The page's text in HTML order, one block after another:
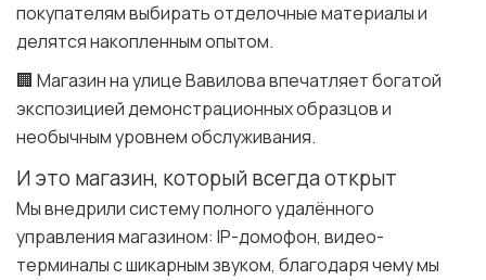
покупателям выбирать отделочные материалы и
делятся накопленным опытом.
🏢 Магазин на улице Вавилова впечатляет богатой
экспозицией демонстрационных образцов и
необычным уровнем обслуживания.
И это магазин, который всегда открыт
Мы внедрили систему полного удалённого
управления магазином: IP-домофон, видео-
терминалы с шикарным звуком, благодаря чему мы